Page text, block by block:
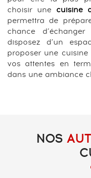
choisir une cuisine
permettra de
chance
disposez d’un
proposer une cuisine
vos attentes en
dans une ambiance
NOS